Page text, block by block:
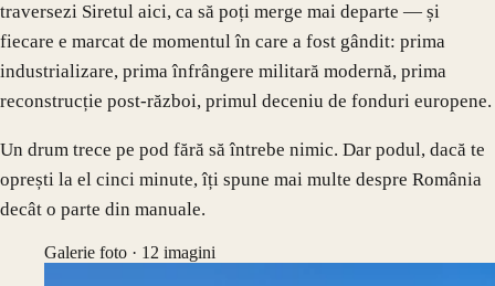
traversezi Siretul aici, ca să poți merge mai departe — și
fiecare e marcat de momentul în care a fost gândit: prima
industrializare, prima înfrângere militară modernă, prima
reconstrucție post-război, primul deceniu de fonduri europene.
Un drum trece pe pod fără să întrebe nimic. Dar podul, dacă te
oprești la el cinci minute, îți spune mai multe despre România
decât o parte din manuale.
Galerie foto · 12 imagini